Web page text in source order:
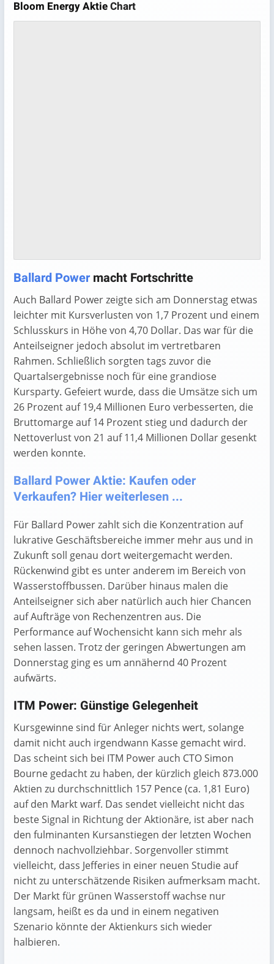
Bloom Energy AktieChart
Ballard Power macht Fortschritte
Auch Ballard Power zeigte sich am Donnerstag etwas
leichter mit Kursverlusten von 1,7 Prozent und einem
Schlusskurs in Höhe von 4,70 Dollar. Das war für die
Anteilseigner jedoch absolut im vertretbaren
Rahmen. Schließlich sorgten tags zuvor die
Quartalsergebnisse noch für eine grandiose
Kursparty. Gefeiert wurde, dass die Umsätze sich um
26 Prozent auf 19,4 Millionen Euro verbesserten, die
Bruttomarge auf 14 Prozent stieg und dadurch der
Nettoverlust von 21 auf 11,4 Millionen Dollar gesenkt
werden konnte.
Ballard Power Aktie: Kaufen oder
Verkaufen? Hier weiterlesen ...
Für Ballard Power zahlt sich die Konzentration auf
lukrative Geschäftsbereiche immer mehr aus und in
Zukunft soll genau dort weitergemacht werden.
Rückenwind gibt es unter anderem im Bereich von
Wasserstoffbussen. Darüber hinaus malen die
Anteilseigner sich aber natürlich auch hier Chancen
auf Aufträge von Rechenzentren aus. Die
Performance auf Wochensicht kann sich mehr als
sehen lassen. Trotz der geringen Abwertungen am
Donnerstag ging es um annähernd 40 Prozent
aufwärts.
ITM Power: Günstige Gelegenheit
Kursgewinne sind für Anleger nichts wert, solange
damit nicht auch irgendwann Kasse gemacht wird.
Das scheint sich bei ITM Power auch CTO Simon
Bourne gedacht zu haben, der kürzlich gleich 873.000
Aktien zu durchschnittlich 157 Pence (ca. 1,81 Euro)
auf den Markt warf. Das sendet vielleicht nicht das
beste Signal in Richtung der Aktionäre, ist aber nach
den fulminanten Kursanstiegen der letzten Wochen
dennoch nachvollziehbar. Sorgenvoller stimmt
vielleicht, dass Jefferies in einer neuen Studie auf
nicht zu unterschätzende Risiken aufmerksam macht.
Der Markt für grünen Wasserstoff wachse nur
langsam, heißt es da und in einem negativen
Szenario könnte der Aktienkurs sich wieder
halbieren.